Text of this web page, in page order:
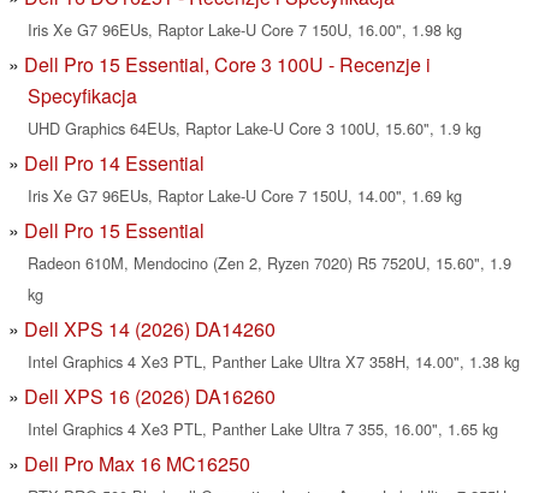
Iris Xe G7 96EUs, Raptor Lake-U Core 7 150U, 16.00", 1.98 kg
Dell Pro 15 Essential, Core 3 100U - Recenzje i
Specyfikacja
UHD Graphics 64EUs, Raptor Lake-U Core 3 100U, 15.60", 1.9 kg
Dell Pro 14 Essential
Iris Xe G7 96EUs, Raptor Lake-U Core 7 150U, 14.00", 1.69 kg
Dell Pro 15 Essential
Radeon 610M, Mendocino (Zen 2, Ryzen 7020) R5 7520U, 15.60", 1.9
kg
Dell XPS 14 (2026) DA14260
Intel Graphics 4 Xe3 PTL, Panther Lake Ultra X7 358H, 14.00", 1.38 kg
Dell XPS 16 (2026) DA16260
Intel Graphics 4 Xe3 PTL, Panther Lake Ultra 7 355, 16.00", 1.65 kg
Dell Pro Max 16 MC16250